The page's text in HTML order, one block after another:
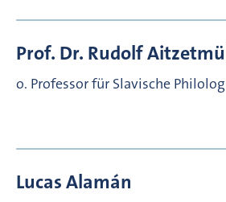
Prof. Dr. Rudolf
o. Professor für Slavische
LucasAlamán